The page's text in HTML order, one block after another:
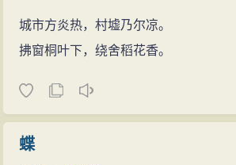
城市方炎热，村墟乃尔凉。
拂窗桐叶下，绕舍稻花香。
蝶